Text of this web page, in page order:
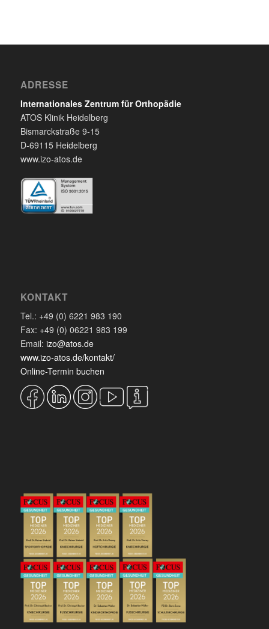
ADRESSE
Internationales Zentrum für Orthopädie
ATOS Klinik Heidelberg
Bismarckstraße 9-15
D-69115 Heidelberg
www.izo-atos.de
KONTAKT
Tel.: +49 (0) 6221 983 190
Fax: +49 (0) 06221 983 199
Email: izo@atos.de
www.izo-atos.de/kontakt/
Online-Termin buchen